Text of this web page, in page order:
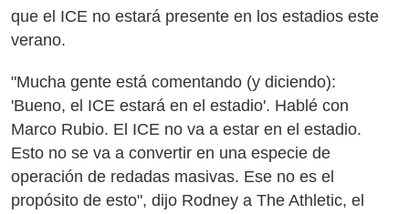
que el ICE no estará presente en los estadios este
verano.
"Mucha gente está comentando (y diciendo):
'Bueno, el ICE estará en el estadio'. Hablé con
Marco Rubio. El ICE no va a estar en el estadio.
Esto no se va a convertir en una especie de
operación de redadas masivas. Ese no es el
propósito de esto", dijo Rodney a The Athletic, el